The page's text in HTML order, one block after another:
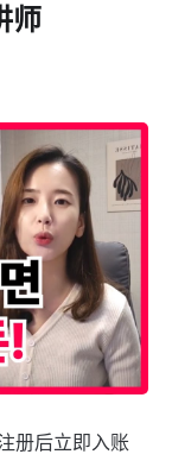
友一定要试
表
，但第一次
这是国内独一
极推荐^^ 希望
师
册后立即入账